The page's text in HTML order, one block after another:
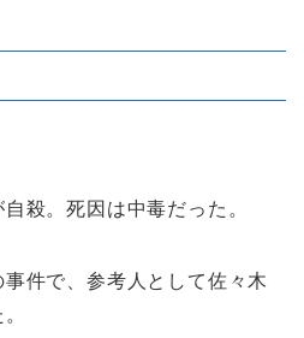
殺。死因は中毒だった。
件で、参考人として佐々木